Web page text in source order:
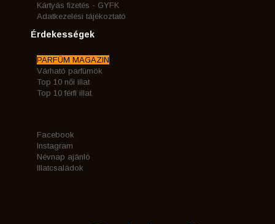
Kártyás fizetés - GYFK
Adatkezelési tájékoztató
Érdekességek
PARFÜM MAGAZIN
Várható parfümök
Top 10 női illat
Top 10 férfi illat
Facebook
Instagram
Névnap ajánló
Illatcsaládok